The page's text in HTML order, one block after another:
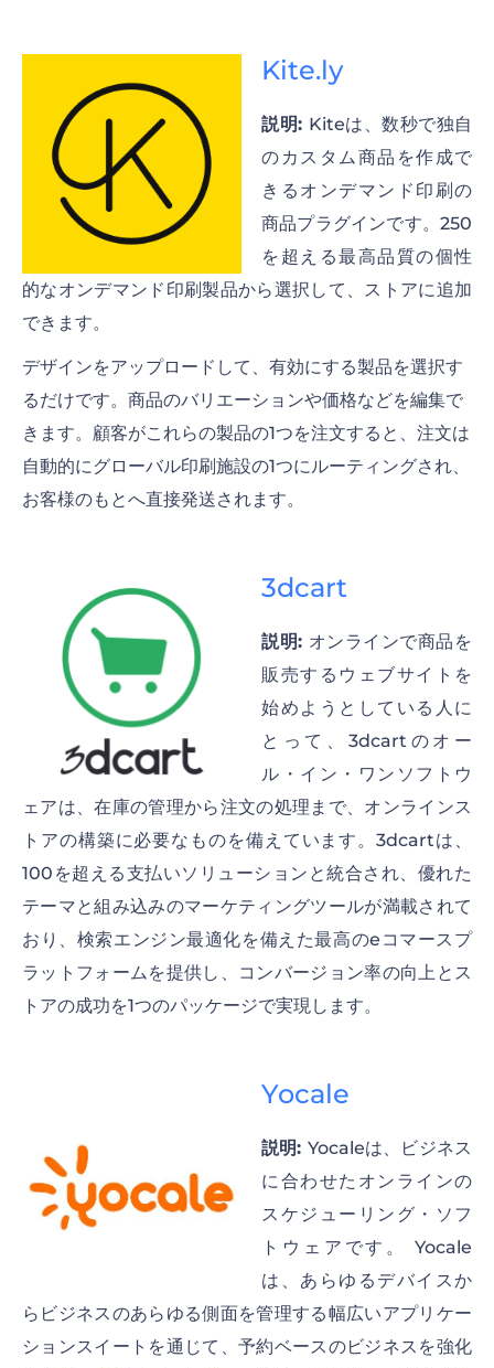
Kite.ly
説明: Kiteは、数秒で独自
のカスタム商品を作成で
きるオンデマンド印刷の
商品プラグインです。250
を超える最高品質の個性
的なオンデマンド印刷製品から選択して、ストアに追加
できます。
デザインをアップロードして、有効にする製品を選択す
るだけです。商品のバリエーションや価格などを編集で
きます。顧客がこれらの製品の1つを注文すると、注文は
自動的にグローバル印刷施設の1つにルーティングされ、
お客様のもとへ直接発送されます。
3dcart
説明: オンラインで商品を
販売するウェブサイトを
始めようとしている人に
とって、3dcartのオー
ル・イン・ワンソフトウ
ェアは、在庫の管理から注文の処理まで、オンラインス
トアの構築に必要なものを備えています。3dcartは、
100を超える支払いソリューションと統合され、優れた
テーマと組み込みのマーケティングツールが満載されて
おり、検索エンジン最適化を備えた最高のeコマースプ
ラットフォームを提供し、コンバージョン率の向上とス
トアの成功を1つのパッケージで実現します。
Yocale
説明: Yocaleは、ビジネス
に合わせたオンラインの
スケジューリング・ソフ
トウェアです。 Yocale
は、あらゆるデバイスか
らビジネスのあらゆる側面を管理する幅広いアプリケー
ションスイートを通じて、予約ベースのビジネスを強化